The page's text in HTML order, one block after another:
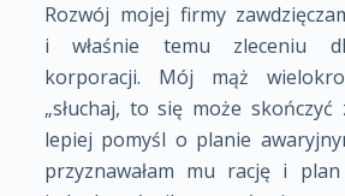
Rozwój mojej firmy
i właśnie temu zleceniu
korporacji. Mój mąż
„słuchaj, to się może
lepiej pomyśl o planie
przyznawałam mu rację i